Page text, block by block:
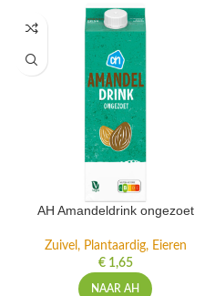
AH Amandeldrink ongezoet
Zuivel, Plantaardig, Eieren
€1,65
NAAR AH